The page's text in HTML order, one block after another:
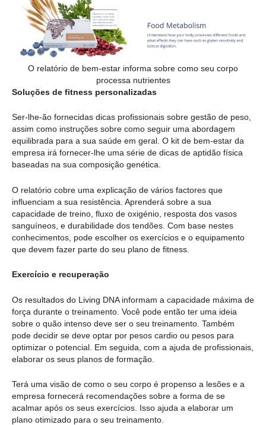
O relatório de bem-estar informa sobre como seu corpo
processa nutrientes
Soluções de fitness personalizadas
Ser-lhe-ão fornecidas dicas profissionais sobre gestão de peso,
assim como instruções sobre como seguir uma abordagem
equilibrada para a sua saúde em geral. O kit de bem-estar da
empresa irá fornecer-lhe uma série de dicas de aptidão física
baseadas na sua composição genética.
O relatório cobre uma explicação de vários factores que
influenciam a sua resistência. Aprenderá sobre a sua
capacidade de treino, fluxo de oxigénio, resposta dos vasos
sanguíneos, e durabilidade dos tendões. Com base nestes
conhecimentos, pode escolher os exercícios e o equipamento
que devem fazer parte do seu plano de fitness.
Exercício e recuperação
Os resultados do Living DNA informam a capacidade máxima de
força durante o treinamento. Você pode então ter uma ideia
sobre o quão intenso deve ser o seu treinamento. Também
pode decidir se deve optar por pesos cardio ou pesos para
optimizar o potencial. Em seguida, com a ajuda de profissionais,
elaborar os seus planos de formação.
Terá uma visão de como o seu corpo é propenso a lesões e a
empresa fornecerá recomendações sobre a forma de se
acalmar após os seus exercícios. Isso ajuda a elaborar um
plano otimizado para o seu treinamento.